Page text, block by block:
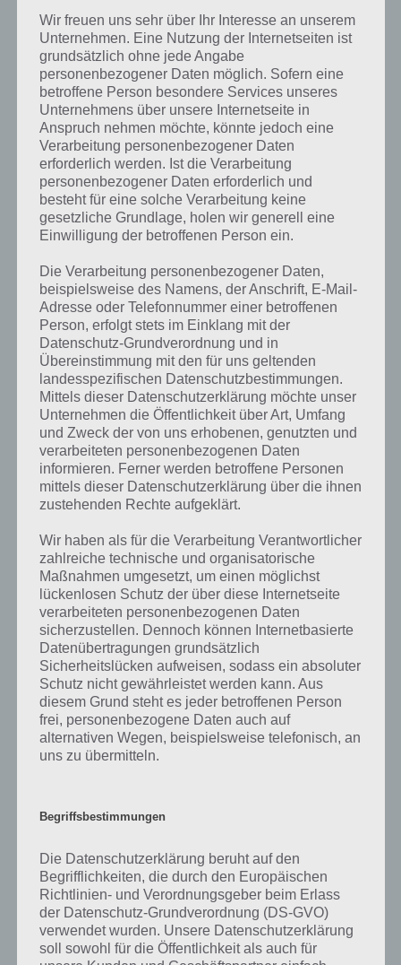
The Curse Level 13
Lösung
Etwas Zeitdruck hat man in Level 14. Hier muss man innerhalb von 2
Minuten versuchen, dass sich keine Linien mehr kreuzen. Im
nachfolgenden Screenshot kannst du die Lösung sehen:
The Curse Level 14 Lösung
Bereits schwieriger als das erste Rätsel dieser Art ist
muss man die Blöcke verschieben, sodass der Mannequin Block
nach unten rausfahren kann. Solltest du hier nicht weiterkommen,
dann nach unten und dann wieder um einen nach links.
Level 16muss man einem Seil entlang. Dabei muss man jeden
Knoten einmal berühren und dann wieder zum Anfang kommen.
Dann gilt das Level als bestanden. Hier gibt es verschiedene
Lösungswege. Wir haben eine Variante mal aufgezeichnet in
folgendem Screenshot:
Wir freuen uns sehr über Ihr Interesse an unserem
Unternehmen. Eine Nutzung der Internetseiten ist
grundsätzlich ohne jede Angabe
personenbezogener Daten möglich. Sofern eine
betroffene Person besondere Services unseres
Unternehmens über unsere Internetseite in
Anspruch nehmen möchte, könnte jedoch eine
Verarbeitung personenbezogener Daten
erforderlich werden. Ist die Verarbeitung
personenbezogener Daten erforderlich und
besteht für eine solche Verarbeitung keine
gesetzliche Grundlage, holen wir generell eine
Einwilligung der betroffenen Person ein.
Die Verarbeitung personenbezogener Daten,
beispielsweise des Namens, der Anschrift, E-Mail-
Adresse oder Telefonnummer einer betroffenen
Person, erfolgt stets im Einklang mit der
Datenschutz-Grundverordnung und in
Übereinstimmung mit den für uns geltenden
landesspezifischen Datenschutzbestimmungen.
Mittels dieser Datenschutzerklärung möchte unser
Unternehmen die Öffentlichkeit über Art, Umfang
und Zweck der von uns erhobenen, genutzten und
verarbeiteten personenbezogenen Daten
informieren. Ferner werden betroffene Personen
mittels dieser Datenschutzerklärung über die ihnen
zustehenden Rechte aufgeklärt.
Wir haben als für die Verarbeitung Verantwortlicher
zahlreiche technische und organisatorische
Maßnahmen umgesetzt, um einen möglichst
lückenlosen Schutz der über diese Internetseite
verarbeiteten personenbezogenen Daten
sicherzustellen. Dennoch können Internetbasierte
Datenübertragungen grundsätzlich
Sicherheitslücken aufweisen, sodass ein absoluter
Schutz nicht gewährleistet werden kann. Aus
diesem Grund steht es jeder betroffenen Person
frei, personenbezogene Daten auch auf
alternativen Wegen, beispielsweise telefonisch, an
uns zu übermitteln.
Begriffsbestimmungen
Die Datenschutzerklärung beruht auf den
Begrifflichkeiten, die durch den Europäischen
Richtlinien- und Verordnungsgeber beim Erlass
der Datenschutz-Grundverordnung (DS-GVO)
verwendet wurden. Unsere Datenschutzerklärung
soll sowohl für die Öffentlichkeit als auch für